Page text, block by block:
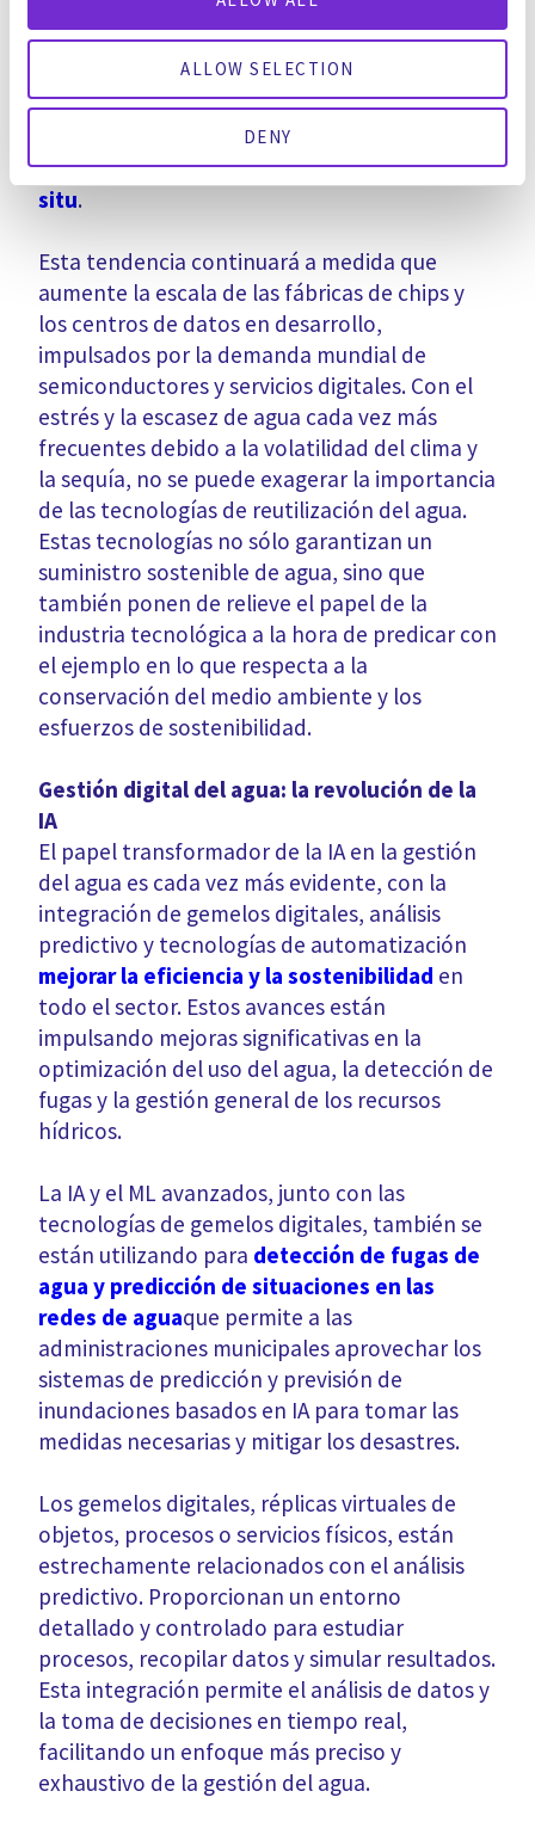
ALLOW SELECTION
DENY
relacionados con la sequía y mejorar su
reputación medioambiental. Intel y Salesforce
son ejemplos notables, con Intel quiere
devolver el 100de su agua reciclada a las
comunidades para 2025 y
un importante sistema de reutilización in
situ.
Esta tendencia continuará a medida que
aumente la escala de las fábricas de chips y
los centros de datos en desarrollo,
impulsados por la demanda mundial de
semiconductores y servicios digitales. Con el
estrés y la escasez de agua cada vez más
frecuentes debido a la volatilidad del clima y
la sequía, no se puede exagerar la importancia
de las tecnologías de reutilización del agua.
Estas tecnologías no sólo garantizan un
suministro sostenible de agua, sino que
también ponen de relieve el papel de la
industria tecnológica a la hora de predicar con
el ejemplo en lo que respecta a la
conservación del medio ambiente y los
esfuerzos de sostenibilidad.
Gestión digital del agua: la revolución de la
IA
El papel transformador de la IA en la gestión
del agua es cada vez más evidente, con la
integración de gemelos digitales, análisis
predictivo y tecnologías de automatización
mejorar la eficiencia y la sostenibilidad en
todo el sector. Estos avances están
impulsando mejoras significativas en la
optimización del uso del agua, la detección de
fugas y la gestión general de los recursos
hídricos.
La IA y el ML avanzados, junto con las
tecnologías de gemelos digitales, también se
están utilizando para detección de fugas de
agua y predicción de situaciones en las
redes de aguaque permite a las
administraciones municipales aprovechar los
sistemas de predicción y previsión de
inundaciones basados en IA para tomar las
medidas necesarias y mitigar los desastres.
Los gemelos digitales, réplicas virtuales de
objetos, procesos o servicios físicos, están
estrechamente relacionados con el análisis
predictivo. Proporcionan un entorno
detallado y controlado para estudiar
procesos, recopilar datos y simular resultados.
Esta integración permite el análisis de datos y
la toma de decisiones en tiempo real,
facilitando un enfoque más preciso y
exhaustivo de la gestión del agua.